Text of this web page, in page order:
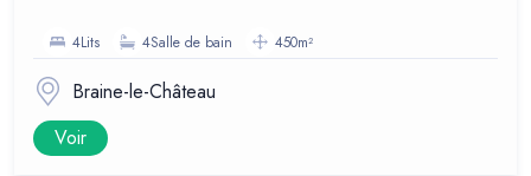
4Lits 4Salle de bain 450m²
Braine-le-Château
Voir